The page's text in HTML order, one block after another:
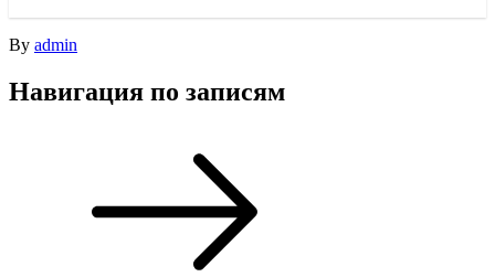
By admin
Навигация по записям